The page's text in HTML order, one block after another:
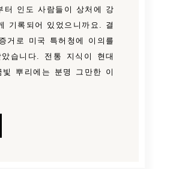
터 인도 사람들이 상처에 강
기록되어 있었으니까요. 결
거로 미국 특허청에 이의를
습니다. 전통 지식이 현대
뿌리에는 분명 그만한 이